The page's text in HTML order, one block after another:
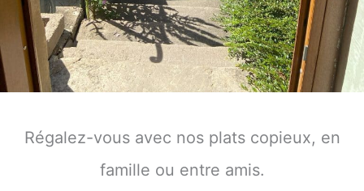
Régalez-vous avec nos plats copieux, en
famille ou entre amis.